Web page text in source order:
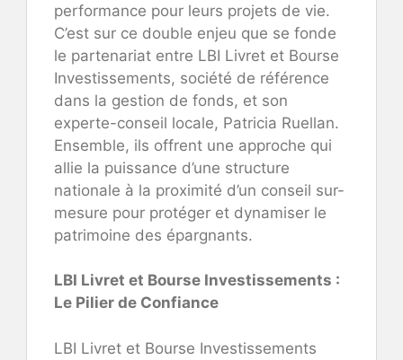
performance pour leurs projets de vie.
C’est sur ce double enjeu que se fonde
le partenariat entre LBI Livret et Bourse
Investissements, société de référence
dans la gestion de fonds, et son
experte-conseil locale, Patricia Ruellan.
Ensemble, ils offrent une approche qui
allie la puissance d’une structure
nationale à la proximité d’un conseil sur-
mesure pour protéger et dynamiser le
patrimoine des épargnants.
LBI Livret et Bourse Investissements :
Le Pilier de Confiance
LBI Livret et Bourse Investissements